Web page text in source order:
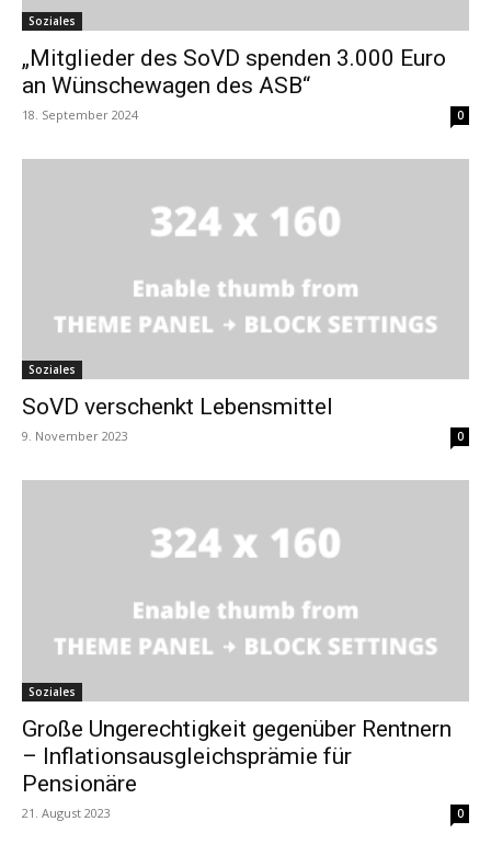
Soziales
„Mitglieder des SoVD spenden 3.000 Euro
an Wünschewagen des ASB“
18. September 2024 0
Soziales
SoVD verschenkt Lebensmittel
9. November 2023 0
Soziales
Große Ungerechtigkeit gegenüber Rentnern
– Inflationsausgleichsprämie für
Pensionäre
21. August 2023 0